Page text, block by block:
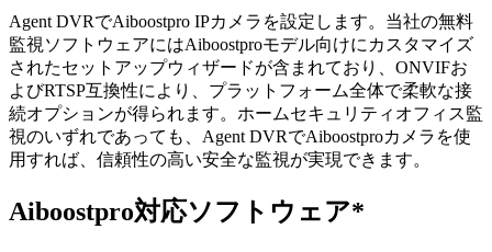
Agent DVRでAiboostpro IPカメラを設定します。当社の無料
監視ソフトウェアにはAiboostproモデル向けにカスタマイズ
されたセットアップウィザードが含まれており、ONVIFお
よびRTSP互換性により、プラットフォーム全体で柔軟な接
続オプションが得られます。ホームセキュリティオフィス監
視のいずれであっても、Agent DVRでAiboostproカメラを使
用すれば、信頼性の高い安全な監視が実現できます。
Aiboostpro対応ソフトウェア*